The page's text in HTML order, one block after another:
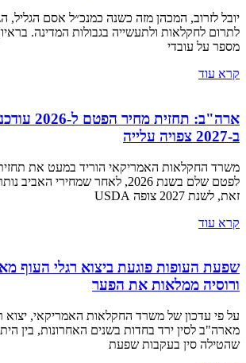
יובל לזרוב, המכהן מזה כשנה כמנכ״ל אסם הגליל,
לתרום לחקלאות ולתעשייה בגבולות המדינה.
מספר על עובדי
קרא עוד
ארה"ב:
ב-2027 צפויה עלייה
משרד החקלאות האמריקאי הוריד במעט את
לפטם שלם בשנת 2026, לאחר שמחירי
זאת, לשנת 2027 צופה USDA
קרא עוד
שפעת העופות פוגעת ביצוא רגלי העוף
ורוסיה ממלאות את הפער
על פי עדכון של משרד החקלאות האמריקאי, יצוא
מארה"ב לסין ירד בחדות בשנים האחרונות, בין
שהטילה סין בעקבות שפעת